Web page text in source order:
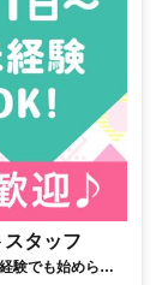
タッフ
験でも始められ